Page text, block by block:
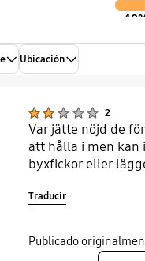
Ubicación
2
Var jätte nöjd de
att hålla i men kan
byxfickor eller
Traducir
Publicado